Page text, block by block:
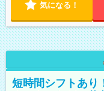
気になる！
短時間シフトあり